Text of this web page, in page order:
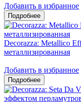
Добавить в избранное
Decorazza: Metallico
металлизированная
Добавить в избранное